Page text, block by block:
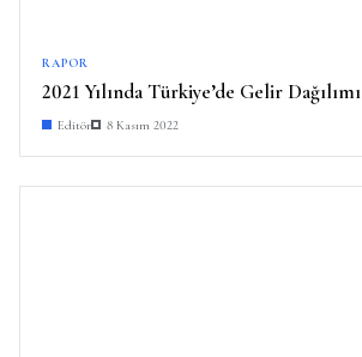
RAPOR
2021 Yılında Türkiye’de Gelir Dağılımı
Editör 8 Kasım 2022